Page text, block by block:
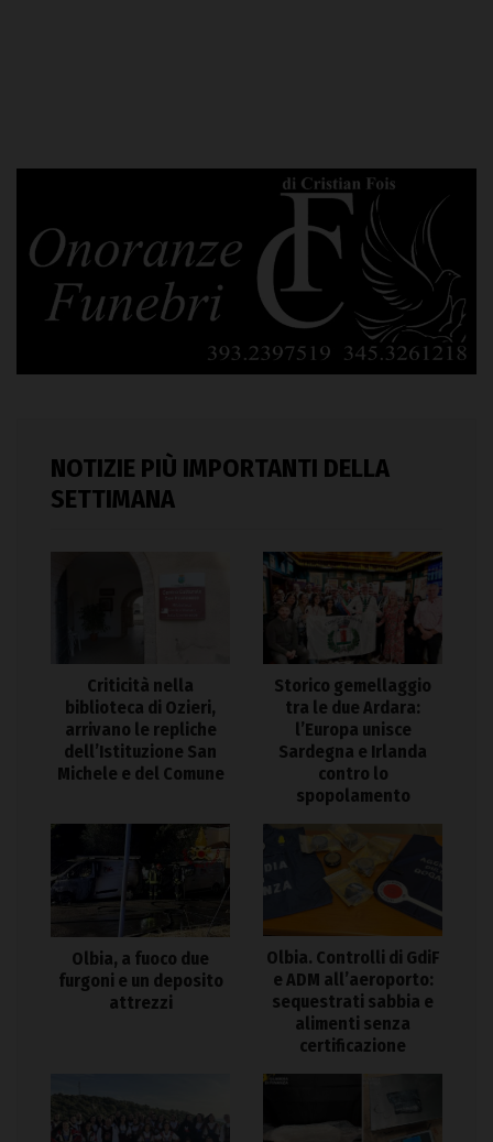
NOTIZIE PIÙ IMPORTANTI DELLA
SETTIMANA
Criticità nella
biblioteca di Ozieri,
arrivano le repliche
dell’Istituzione San
Michele e del Comune
Storico gemellaggio
tra le due Ardara:
l’Europa unisce
Sardegna e Irlanda
contro lo
spopolamento
Olbia, a fuoco due
furgoni e un deposito
attrezzi
Olbia. Controlli di GdiF
e ADM all’aeroporto:
sequestrati sabbia e
alimenti senza
certificazione